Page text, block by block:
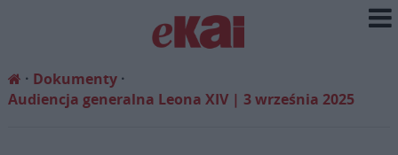
Dokumenty
Audiencja generalna Leona XIV | 3 września 2025